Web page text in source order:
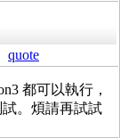
quote
都可以執行，
。煩請再試試